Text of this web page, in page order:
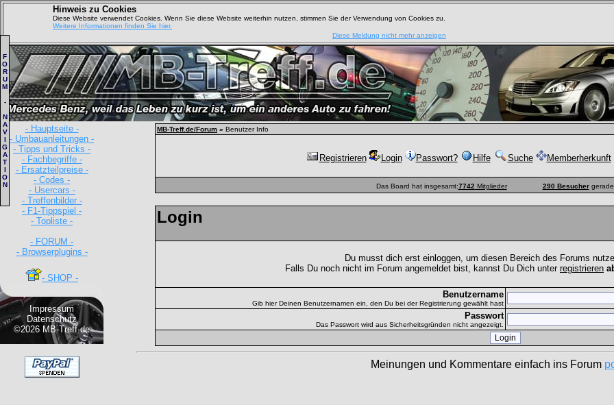
Hinweis zu Cookies
Diese Website verwendet Cookies. Wenn Sie diese Website weiterhin nutzen, stimmen Sie der Verwendung von Cookies zu.
Weitere Informationen finden Sie hier.
Diese Meldung nicht mehr anzeigen
- Hauptseite -
- Umbauanleitungen -
- Tipps und Tricks -
- Fachbegriffe -
- Ersatzteilpreise -
- Codes -
- Usercars -
- Treffenbilder -
- F1-Tippspiel -
- Topliste -
- FORUM -
- Browserplugins -
- SHOP -
Impressum
Datenschutz
©2026 MB-Treff.de
F
O
R
U
M
-
N
A
V
I
G
A
T
I
O
N
MB-Treff.de/Forum » Benutzer Info
Registrieren Login Passwort? Hilfe Suche Memberherkunft
Das Board hat insgesamt:7742 Mitglieder 290 Besuchergerade
Login
Du musst dich erst einloggen, um diesen Bereich des Forums
Falls Du noch nicht im Forum angemeldet bist, kannst Du Dich unter registrieren
Benutzername
Gib hier Deinen Benutzernamen ein, den Du bei der Registrierung gewählt hast
Passwort
Das Passwort wird aus Sicherheitsgründen nicht angezeigt.
Meinungen und Kommentare einfach ins Forum